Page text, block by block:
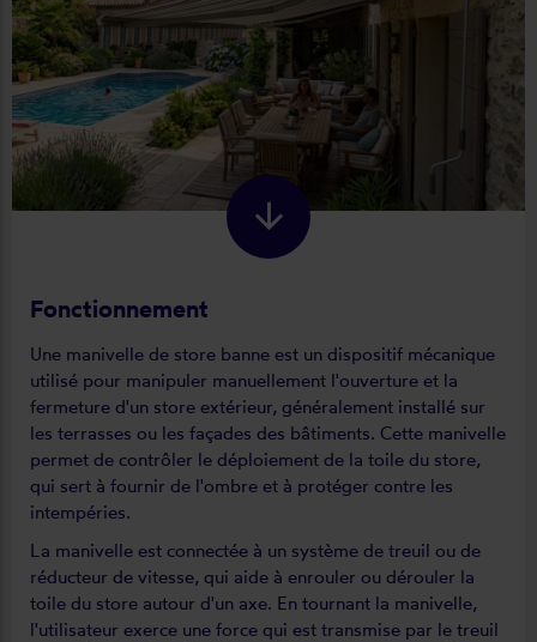
Fonctionnement
Une manivelle de store banne est un dispositif mécanique
utilisé pour manipuler manuellement l'ouverture et la
fermeture d'un store extérieur, généralement installé sur
les terrasses ou les façades des bâtiments. Cette manivelle
permet de contrôler le déploiement de la toile du store,
qui sert à fournir de l'ombre et à protéger contre les
intempéries.
La manivelle est connectée à un système de treuil ou de
réducteur de vitesse, qui aide à enrouler ou dérouler la
toile du store autour d'un axe. En tournant la manivelle,
l'utilisateur exerce une force qui est transmise par le treuil